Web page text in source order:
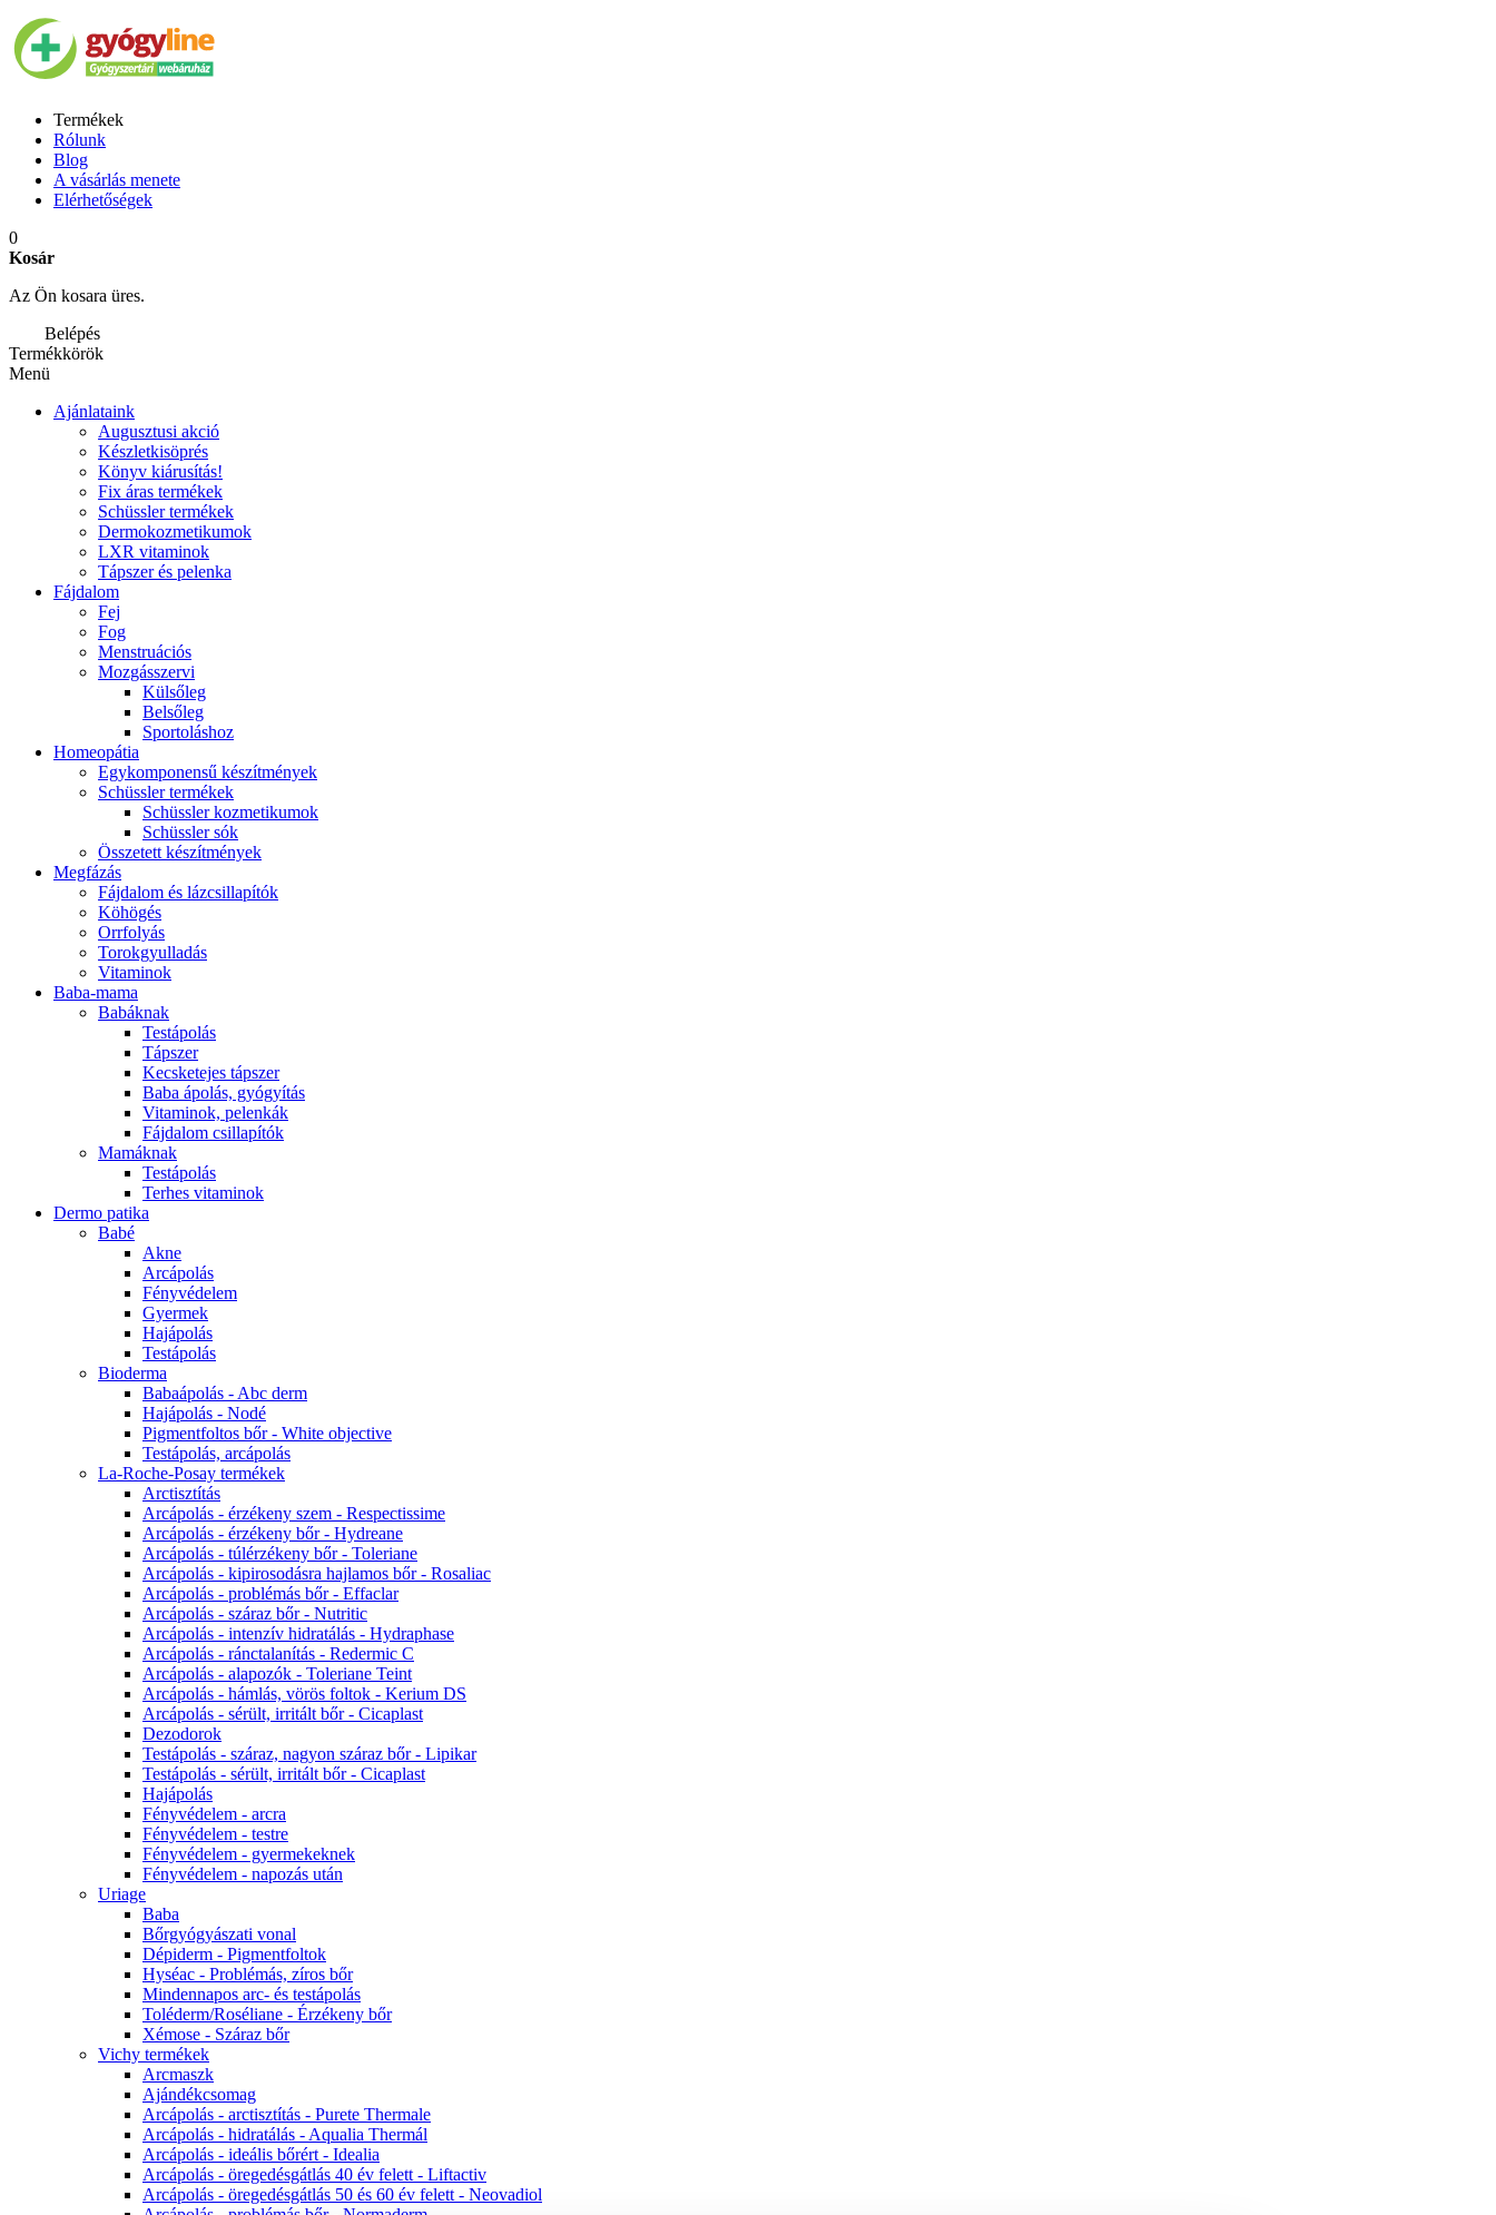
Termékek
Rólunk
Blog
A vásárlás menete
Elérhetőségek
0
Kosár
Az Ön kosara üres.
Belépés
Termékkörök
Menü
Ajánlataink
Augusztusi akció
Készletkisöprés
Könyv kiárusítás!
Fix áras termékek
Schüssler termékek
Dermokozmetikumok
LXR vitaminok
Tápszer és pelenka
Fájdalom
Fej
Fog
Menstruációs
Mozgásszervi
Külsőleg
Belsőleg
Sportoláshoz
Homeopátia
Egykomponensű készítmények
Schüssler termékek
Schüssler kozmetikumok
Schüssler sók
Összetett készítmények
Megfázás
Fájdalom és lázcsillapítók
Köhögés
Orrfolyás
Torokgyulladás
Vitaminok
Baba-mama
Babáknak
Testápolás
Tápszer
Kecsketejes tápszer
Baba ápolás, gyógyítás
Vitaminok, pelenkák
Fájdalom csillapítók
Mamáknak
Testápolás
Terhes vitaminok
Dermo patika
Babé
Akne
Arcápolás
Fényvédelem
Gyermek
Hajápolás
Testápolás
Bioderma
Babaápolás - Abc derm
Hajápolás - Nodé
Pigmentfoltos bőr - White objective
Testápolás, arcápolás
La-Roche-Posay termékek
Arctisztítás
Arcápolás - érzékeny szem - Respectissime
Arcápolás - érzékeny bőr - Hydreane
Arcápolás - túlérzékeny bőr - Toleriane
Arcápolás - kipirosodásra hajlamos bőr - Rosaliac
Arcápolás - problémás bőr - Effaclar
Arcápolás - száraz bőr - Nutritic
Arcápolás - intenzív hidratálás - Hydraphase
Arcápolás - ránctalanítás - Redermic C
Arcápolás - alapozók - Toleriane Teint
Arcápolás - hámlás, vörös foltok - Kerium DS
Arcápolás - sérült, irritált bőr - Cicaplast
Dezodorok
Testápolás - száraz, nagyon száraz bőr - Lipikar
Testápolás - sérült, irritált bőr - Cicaplast
Hajápolás
Fényvédelem - arcra
Fényvédelem - testre
Fényvédelem - gyermekeknek
Fényvédelem - napozás után
Uriage
Baba
Bőrgyógyászati vonal
Dépiderm - Pigmentfoltok
Hyséac - Problémás, zíros bőr
Mindennapos arc- és testápolás
Toléderm/Roséliane - Érzékeny bőr
Xémose - Száraz bőr
Vichy termékek
Arcmaszk
Ajándékcsomag
Arcápolás - arctisztítás - Purete Thermale
Arcápolás - hidratálás - Aqualia Thermál
Arcápolás - ideális bőrért - Idealia
Arcápolás - öregedésgátlás 40 év felett - Liftactiv
Arcápolás - öregedésgátlás 50 és 60 év felett - Neovadiol